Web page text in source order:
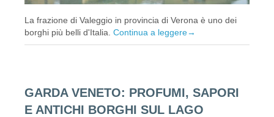
La frazione di Valeggio in provincia di Verona è uno dei
borghi più belli d'Italia. Continua a leggere→
GARDA VENETO: PROFUMI, SAPORI
E ANTICHI BORGHI SUL LAGO